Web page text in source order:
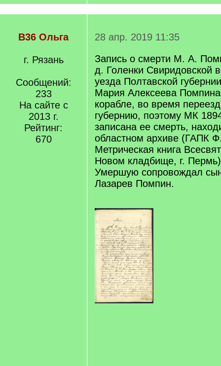
В36 Ольга
г. Рязань
Сообщений:
233
На сайте с
2013 г.
Рейтинг:
670
28 апр. 2019 11:35
Запись о смерти М. А.
д. Голенки Свиридовской
уезда Полтавской
Мария Алексеева
корабле, во время
губернию, поэтому МК
записана ее смерть,
областном архиве (ГАПК
Метрическая книга
Новом кладбище, г.
Умершую сопровождал
Лазарев Помпин.